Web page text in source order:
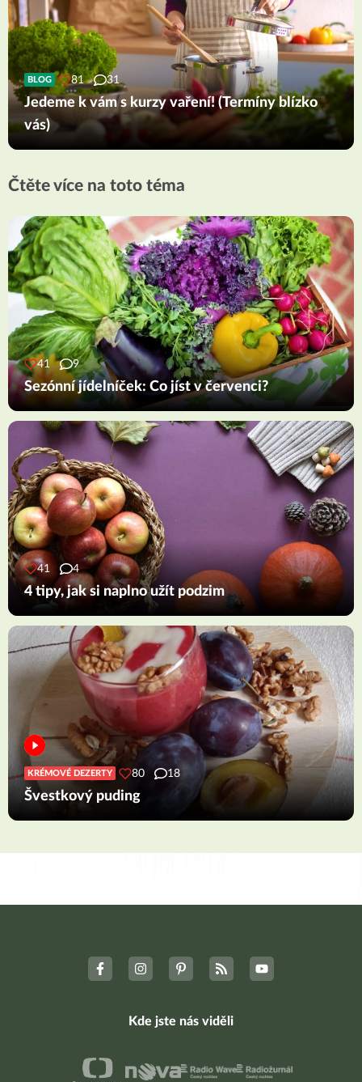
BLOG 81 31
Jedeme k vám s kurzy vaření! (Termíny blízko
vás)
Čtěte více na toto téma
41 9
Sezónní jídelníček: Co jíst v červenci?
41 4
4 tipy, jak si naplno užít podzim
KRÉMOVÉ DEZERTY 80 18
Švestkový puding
Kde jste nás viděli